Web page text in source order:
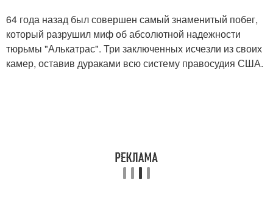
64 года назад был совершен самый знаменитый побег,
который разрушил миф об абсолютной надежности
тюрьмы "Алькатрас". Три заключенных исчезли из своих
камер, оставив дураками всю систему правосудия США.